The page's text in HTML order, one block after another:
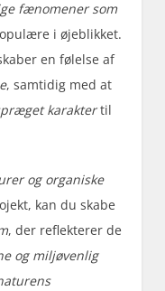
fænomener som
i øjeblikket.
en følelse af
, samtidig med at
karaktertil
og organiske
kan du skabe
, der reflekterer de
og miljøvenlig